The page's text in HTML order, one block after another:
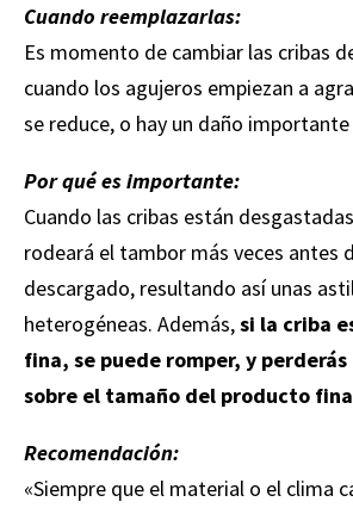
Cuando reemplazarlas:
Es momento de cambiar las cribas
cuando los agujeros empiezan a
se reduce, o hay un daño importante
Por qué es importante:
Cuando las cribas están
rodeará el tambor más veces antes
descargado, resultando así unas
heterogéneas. Además,si la criba
fina, se puede romper, y
sobre el tamaño del producto
Recomendación:
«Siempre que el material o el clima